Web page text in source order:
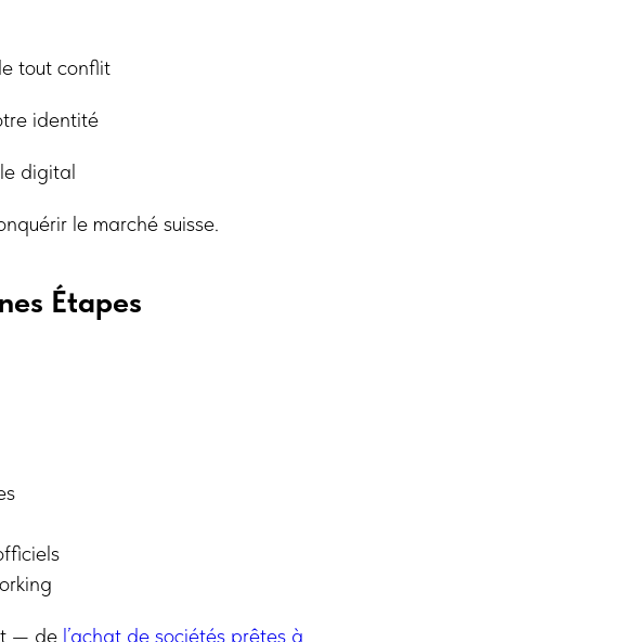
tout conflit
identité
digital
le marché suisse.
Étapes
— de l’achat de sociétés prêtes à